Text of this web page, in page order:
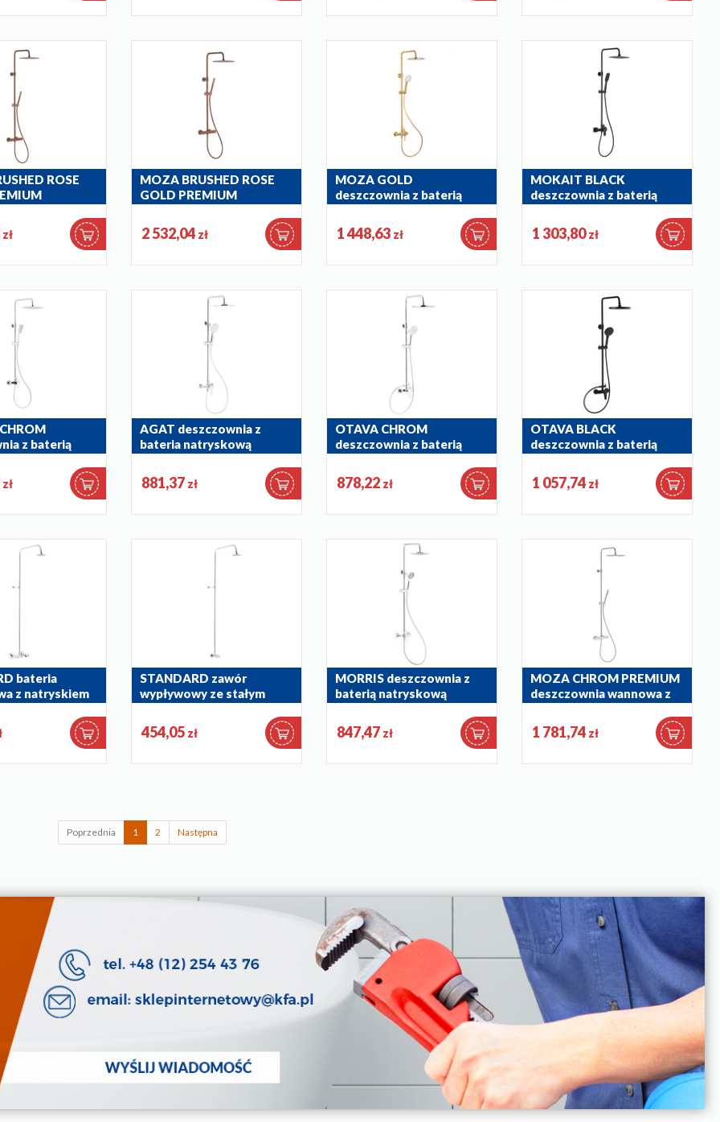
ROSE
zł
MOZA BRUSHED ROSE
GOLD PREMIUM
termostatyczną
5736-920-34
2 532,04 zł
MOZA GOLD
deszczownia z baterią
5036-910-31
1 448,63 zł
MOKAIT BLACK
deszczownia z baterią
5536-910-81
1 303,80zł
z baterią
zł
AGAT deszczownia z
bateria natryskową
881,37 zł
OTAVA CHROM
deszczownia z baterią
5556-910-00
878,22 zł
OTAVA BLACK
deszczownia z baterią
5556-910-81
1 057,74 zł
bateria
z natryskiem
STANDARD zawór
wypływowy ze stałym
260-711-00
454,05 zł
MORRIS deszczownia z
baterią natryskową
847,47 zł
MOZA CHROM PREMIUM
deszczownia wannowa z
5736-921-00
1 781,74 zł
Poprzednia 1 2 Następna